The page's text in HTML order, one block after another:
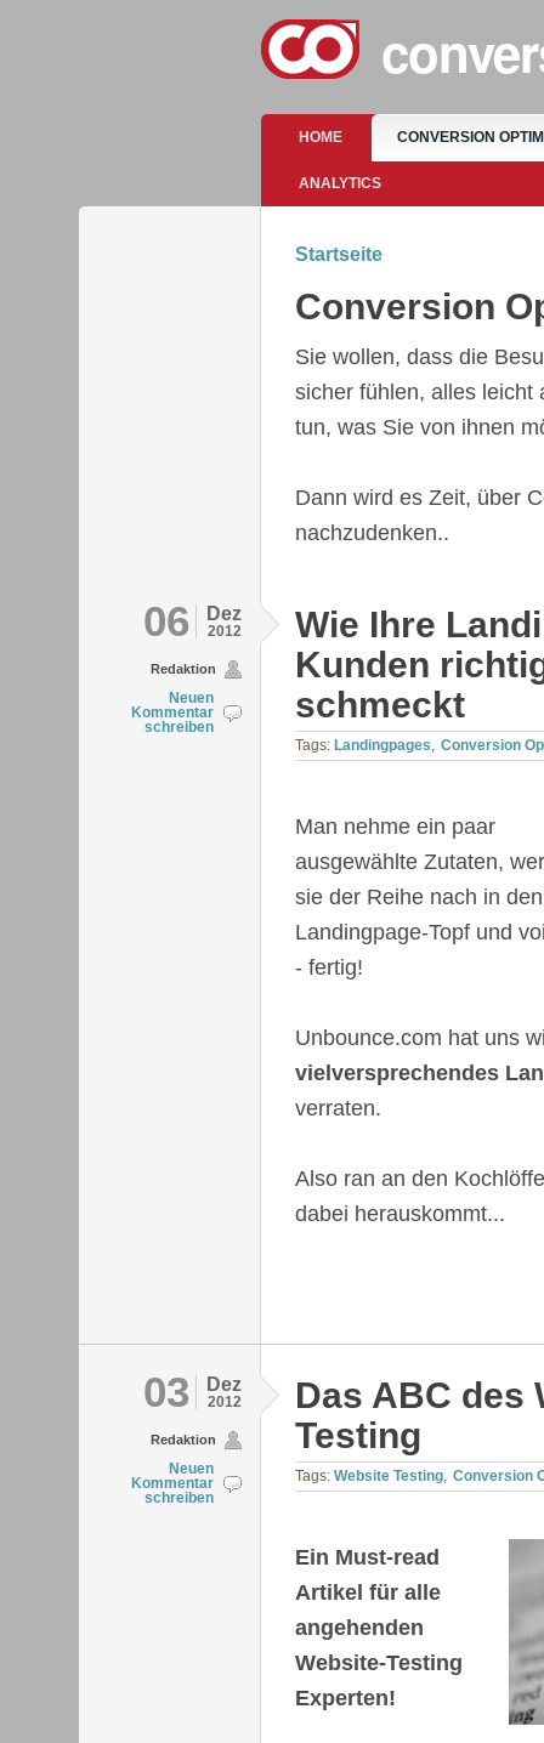
Hauptmenü
HOME CONVERSION
ANALYTICS
Startseite
Conversion
Sie wollen, dass die
sicher fühlen, alles leicht
tun, was Sie von ihnen
Dann wird es Zeit, über
nachzudenken..
06 Dez
2012
Redaktion
Neuen
Kommentar
schreiben
Wie Ihre
Kunden
schmeckt
Tags: Landingpages Conversion
Man nehme ein paar
ausgewählte Zutaten,
sie der Reihe nach in den
Landingpage-Topf und
- fertig!
Unbounce.com hat uns
vielversprechendes
verraten.
Also ran an den
dabei herauskommt...
03 Dez
2012
Redaktion
Neuen
Kommentar
schreiben
Das ABC des
Testing
Tags: Website Testing Conversion
Ein Must-read
Artikel für alle
angehenden
Website-Testing
Experten!